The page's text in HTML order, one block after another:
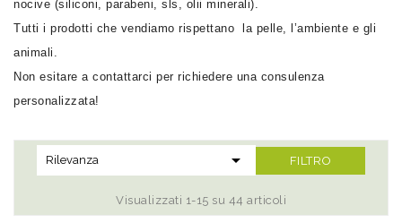
nocive (siliconi, parabeni, sls, olii minerali).
Tutti i prodotti che vendiamo rispettano la pelle, l’ambiente e gli
animali.
Non esitare a contattarci per richiedere una consulenza
personalizzata!
Rilevanza  FILTRO
Visualizzati 1-15 su 44 articoli